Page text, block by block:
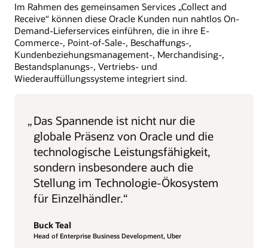
Im Rahmen des gemeinsamen Services „Collect and
Receive“ können diese Oracle Kunden nun nahtlos On-
Demand-Lieferservices einführen, die in ihre E-
Commerce-, Point-of-Sale-, Beschaffungs-,
Kundenbeziehungsmanagement-, Merchandising-,
Bestandsplanungs-, Vertriebs- und
Wiederauffüllungssysteme integriert sind.
„Das Spannende ist nicht nur die
globale Präsenz von Oracle und die
technologische Leistungsfähigkeit,
sondern insbesondere auch die
Stellung im Technologie-Ökosystem
für Einzelhändler.“
Buck Teal
Head of Enterprise Business Development, Uber